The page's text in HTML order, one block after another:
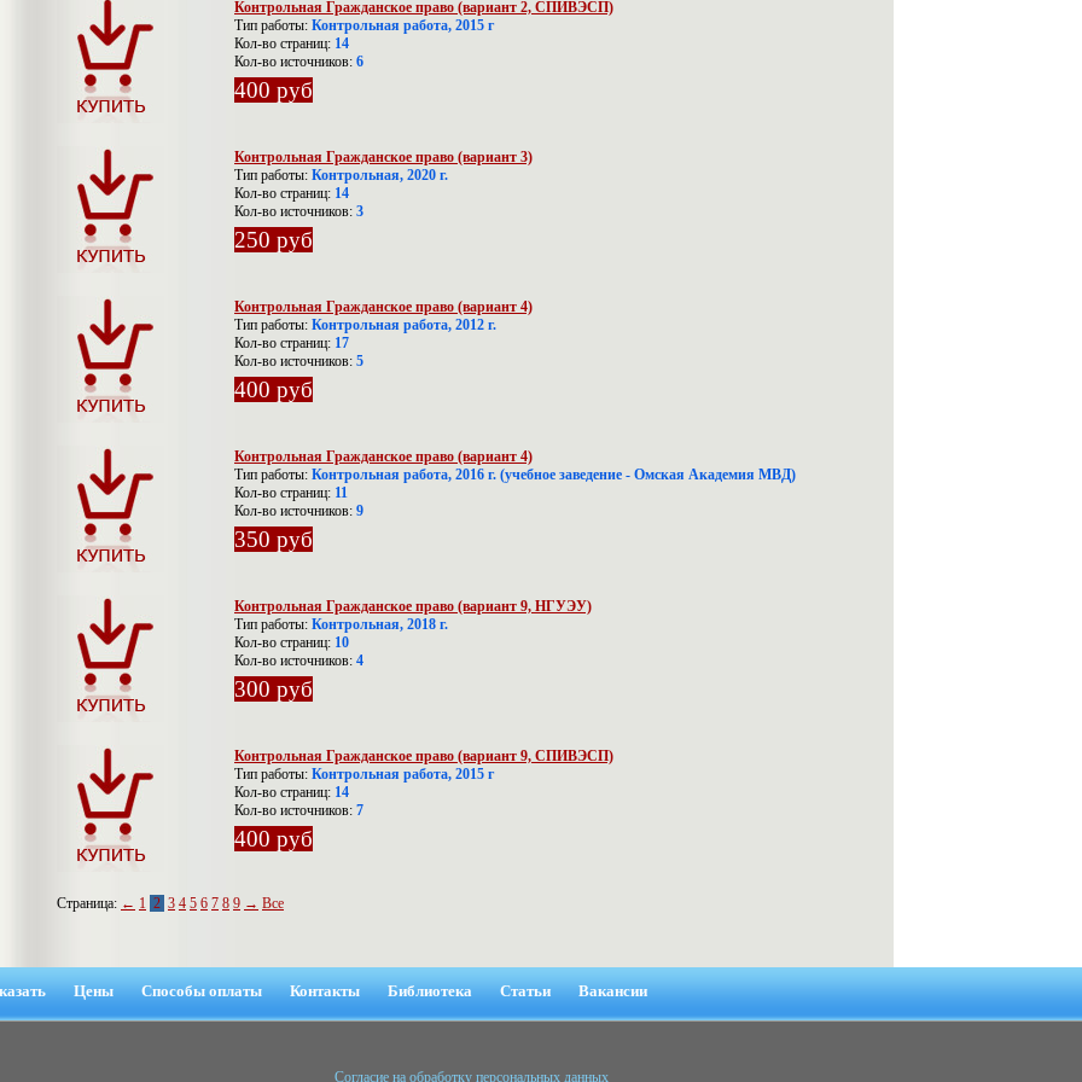
Контрольная Гражданское право (вариант 2, СПИВЭСП)
Тип работы: Контрольная работа, 2015 г
Кол-во страниц: 14
Кол-во источников: 6
400 руб
Контрольная Гражданское право (вариант 3)
Тип работы: Контрольная, 2020 г.
Кол-во страниц: 14
Кол-во источников: 3
250 руб
Контрольная Гражданское право (вариант 4)
Тип работы: Контрольная работа, 2012 г.
Кол-во страниц: 17
Кол-во источников: 5
400 руб
Контрольная Гражданское право (вариант 4)
Тип работы: Контрольная работа, 2016 г. (учебное заведение - Омская Академия МВД)
Кол-во страниц: 11
Кол-во источников: 9
350 руб
Контрольная Гражданское право (вариант 9, НГУЭУ)
Тип работы: Контрольная, 2018 г.
Кол-во страниц: 10
Кол-во источников: 4
300 руб
Контрольная Гражданское право (вариант 9, СПИВЭСП)
Тип работы: Контрольная работа, 2015 г
Кол-во страниц: 14
Кол-во источников: 7
400 руб
Страница: ← 1 2 3 4 5 6 7 8 9 → Все
Цены Способы оплаты Контакты Библиотека Статьи Вакансии
Cогласие на обработку персональных данных